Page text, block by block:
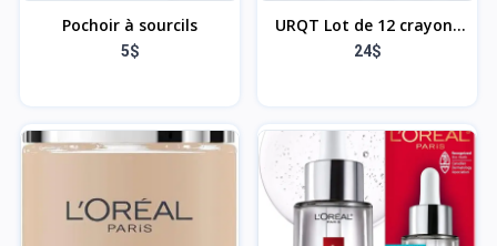
Pochoir à sourcils
5$
URQT Lot de 12 crayons
à lèvres et rouge à lèvres,
crayons à lèvres lisses
assortis - Kit de
maquillage étanche et
durable
24$